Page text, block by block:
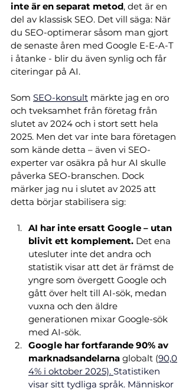
inte är en separat metod, det är en
del av klassisk SEO. Det vill säga: När
du SEO-optimerar såsom man gjort
de senaste åren med Google E-E-A-T
i åtanke - blir du även synlig och får
citeringar på AI.
Som SEO-konsult märkte jag en oro
och tveksamhet från företag från
slutet av 2024 och i stort sett hela
2025. Men det var inte bara företagen
som kände detta – även vi SEO-
experter var osäkra på hur AI skulle
påverka SEO-branschen. Dock
märker jag nu i slutet av 2025 att
detta börjar stabilisera sig:
AI har inte ersatt Google – utan
blivit ett komplement. Det ena
utesluter inte det andra och
statistik visar att det är främst de
yngre som övergett Google och
gått över helt till AI-sök, medan
vuxna och den äldre
generationen mixar Google-sök
med AI-sök.
Google har fortfarande 90% av
marknadsandelarna globalt (90,0
4% i oktober 2025). Statistiken
visar sitt tydliga språk. Människor